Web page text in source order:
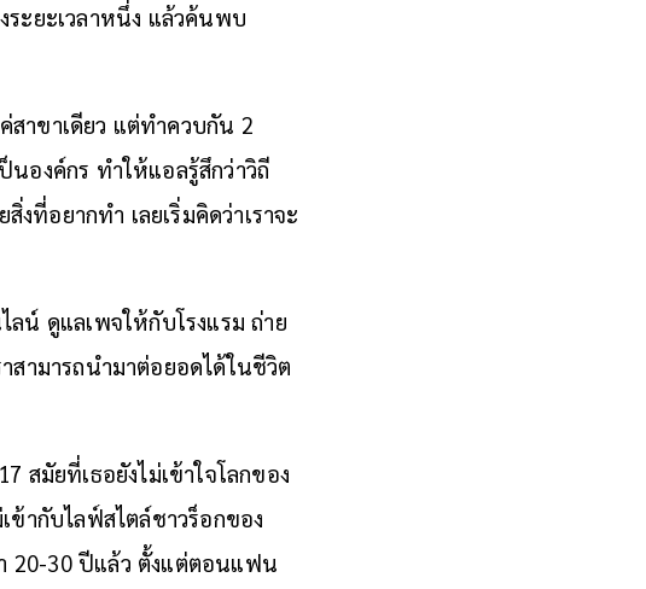
ระยะเวลาหนึ่ง แล้วค้นพบ
าขาเดียว แต่ทำควบกัน 2
องค์กร ทำให้แอลรู้สึกว่าวิถี
งที่อยากทำ เลยเริ่มคิดว่าเราจะ
ลน์ ดูแลเพจให้กับโรงแรม ถ่าย
ามารถนำมาต่อยอดได้ในชีวิต
สมัยที่เธอยังไม่เข้าใจโลกของ
ากับไลฟ์สไตล์ชาวร็อกของ
20-30 ปีแล้ว ตั้งแต่ตอนแฟน